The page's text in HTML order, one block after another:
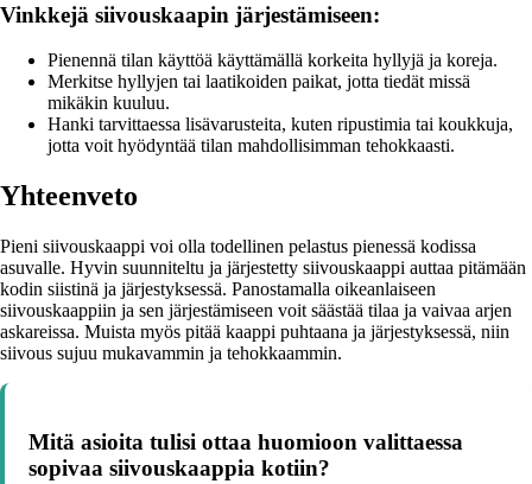
Vinkkejä siivouskaapin järjestämiseen:
Pienennä tilan käyttöä käyttämällä korkeita hyllyjä ja koreja.
Merkitse hyllyjen tai laatikoiden paikat, jotta tiedät missä
mikäkin kuuluu.
Hanki tarvittaessa lisävarusteita, kuten ripustimia tai koukkuja,
jotta voit hyödyntää tilan mahdollisimman tehokkaasti.
Yhteenveto
Pieni siivouskaappi voi olla todellinen pelastus pienessä kodissa
asuvalle. Hyvin suunniteltu ja järjestetty siivouskaappi auttaa pitämään
kodin siistinä ja järjestyksessä. Panostamalla oikeanlaiseen
siivouskaappiin ja sen järjestämiseen voit säästää tilaa ja vaivaa arjen
askareissa. Muista myös pitää kaappi puhtaana ja järjestyksessä, niin
siivous sujuu mukavammin ja tehokkaammin.
Mitä asioita tulisi ottaa huomioon valittaessa
sopivaa siivouskaappia kotiin?